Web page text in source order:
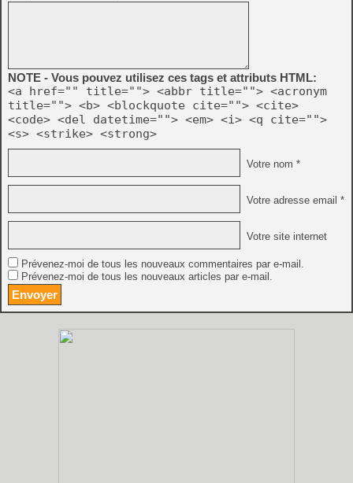
NOTE - Vous pouvez utilisez ces tags et attributs HTML:
<a href="" title=""> <abbr title=""> <acronym
title=""> <b> <blockquote cite=""> <cite>
<code> <del datetime=""> <em> <i> <q cite="">
<s> <strike> <strong>
Votre nom *
Votre adresse email *
Votre site internet
Prévenez-moi de tous les nouveaux commentaires par e-mail.
Prévenez-moi de tous les nouveaux articles par e-mail.